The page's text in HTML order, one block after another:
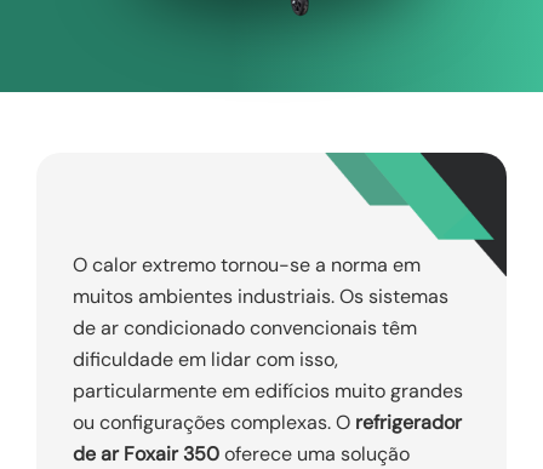
O calor extremo tornou-se a norma em
muitos ambientes industriais. Os sistemas
de ar condicionado convencionais têm
dificuldade em lidar com isso,
particularmente em edifícios muito grandes
ou configurações complexas. O refrigerador
de ar Foxair 350oferece uma solução